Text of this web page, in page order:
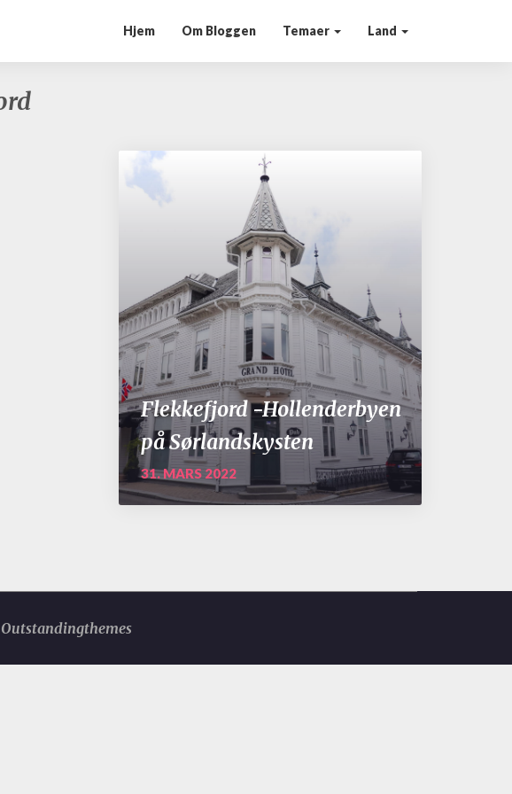
Hjem Om Bloggen Temaer Land
Flekkefjord -Hollenderbyen
på Sørlandskysten
31. MARS 2022
Outstandingthemes